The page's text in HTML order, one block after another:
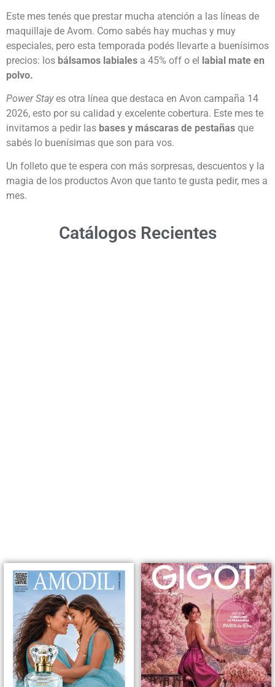
Este mes tenés que prestar mucha atención a las líneas de
maquillaje de Avom. Como sabés hay muchas y muy
especiales, pero esta temporada podés llevarte a buenísimos
precios: los bálsamos labiales a 45% off o el labial mate en
polvo.
Power Stayes otra línea que destaca en Avon campaña 14
2026, esto por su calidad y excelente cobertura. Este mes te
invitamos a pedir las bases y máscaras de pestañas que
sabés lo buenísimas que son para vos.
Un folleto que te espera con más sorpresas, descuentos y la
magia de los productos Avon que tanto te gusta pedir, mes a
mes.
Catálogos Recientes